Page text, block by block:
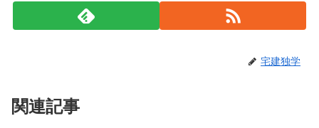
宅建独学
関連記事